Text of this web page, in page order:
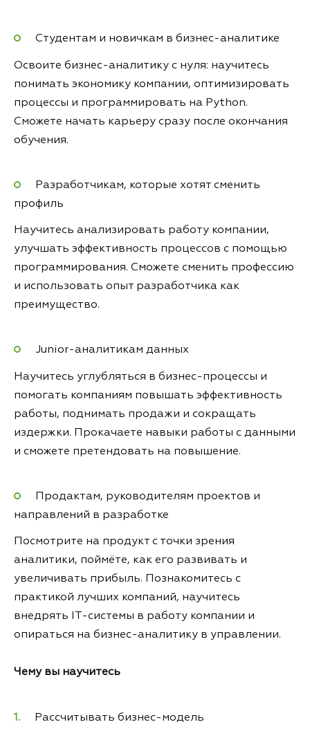
Студентам и новичкам в бизнес-аналитике
Освоите бизнес-аналитику с нуля: научитесь
понимать экономику компании, оптимизировать
процессы и программировать на Python.
Сможете начать карьеру сразу после окончания
обучения.
Разработчикам, которые хотят сменить
профиль
Научитесь анализировать работу компании,
улучшать эффективность процессов с помощью
программирования. Сможете сменить профессию
и использовать опыт разработчика как
преимущество.
Junior-аналитикам данных
Научитесь углубляться в бизнес-процессы и
помогать компаниям повышать эффективность
работы, поднимать продажи и сокращать
издержки. Прокачаете навыки работы с данными
и сможете претендовать на повышение.
Продактам, руководителям проектов и
направлений в разработке
Посмотрите на продукт с точки зрения
аналитики, поймёте, как его развивать и
увеличивать прибыль. Познакомитесь с
практикой лучших компаний, научитесь
внедрять IT-системы в работу компании и
опираться на бизнес-аналитику в управлении.
Чему вы научитесь
Рассчитывать бизнес-модель